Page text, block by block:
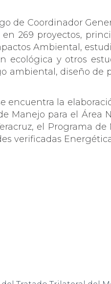
de Coordinador
en 269 proyectos,
Ambiental,
ecológica y otros
ambiental, diseño
encuentra la
Manejo para el
el Programa
verificadas